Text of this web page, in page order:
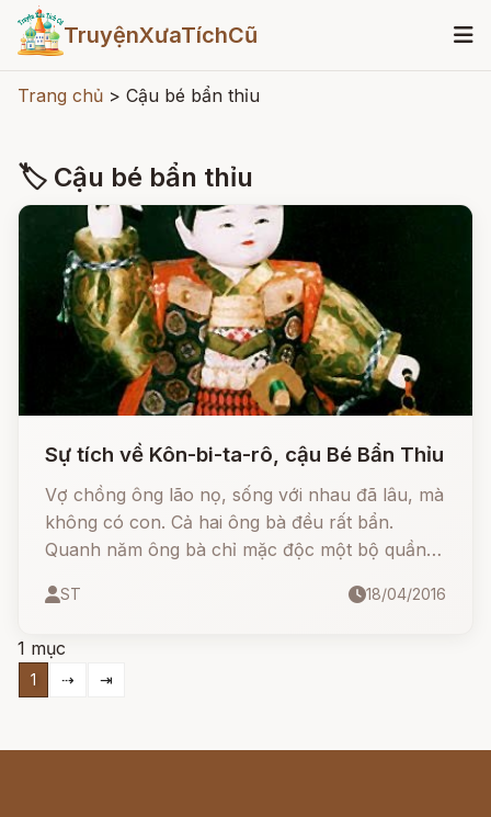
TruyệnXưaTíchCũ
Trang chủ > Cậu bé bẩn thỉu
🏷 Cậu bé bẩn thỉu
Sự tích về Kôn-bi-ta-rô, cậu Bé Bẩn Thỉu
Vợ chồng ông lão nọ, sống với nhau đã lâu, mà
không có con. Cả hai ông bà đều rất bẩn.
Quanh năm ông bà chỉ mặc độc một bộ quần
nói với chồng:
ST 18/04/2016
1 mục
1 ⇢ ⇥